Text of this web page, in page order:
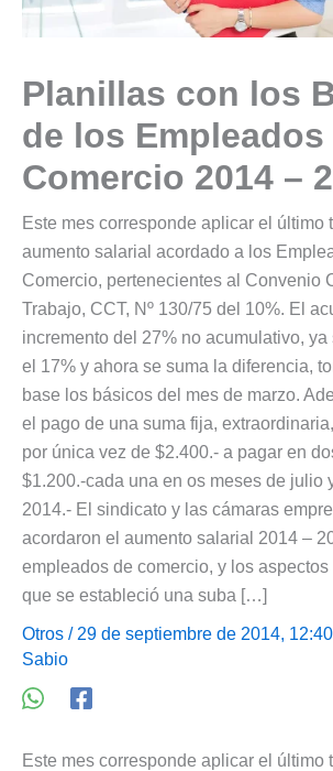
Planillas con los
de los Empleados
Comercio 2014 –
Este mes corresponde aplicar el último
aumento salarial acordado a los
Comercio, pertenecientes al Convenio
Trabajo, CCT, Nº 130/75 del 10%. El
incremento del 27% no acumulativo, ya
el 17% y ahora se suma la diferencia,
base los básicos del mes de marzo.
el pago de una suma fija,
por única vez de $2.400.- a pagar en
$1.200.-cada una en os meses de julio
2014.- El sindicato y las cámaras
acordaron el aumento salarial 2014 –
empleados de comercio, y los
que se estableció una suba […]
Otros / 29 de septiembre de 2014,
Sabio
Este mes corresponde aplicar el último